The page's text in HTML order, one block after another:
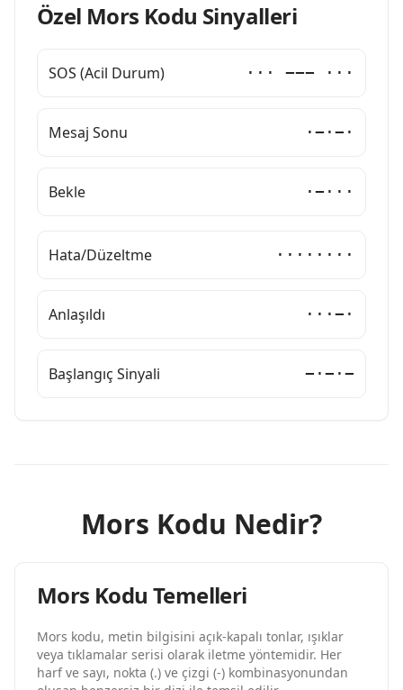
Özel Mors Kodu Sinyalleri
SOS (Acil Durum) ··· −−− ···
Mesaj Sonu ·−·−·
Bekle ·−···
Hata/Düzeltme ········
Anlaşıldı ···−·
Başlangıç Sinyali −·−·−
Mors Kodu Nedir?
Mors Kodu Temelleri
Mors kodu, metin bilgisini açık-kapalı tonlar, ışıklar
veya tıklamalar serisi olarak iletme yöntemidir. Her
harf ve sayı, nokta (.) ve çizgi (-) kombinasyonundan